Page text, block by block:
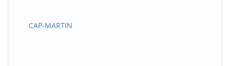
CAP-MARTIN